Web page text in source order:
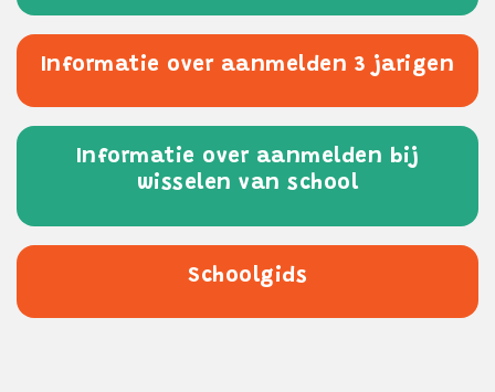
Informatie over aanmelden 3 jarigen
Informatie over aanmelden bij
wisselen van school
Schoolgids